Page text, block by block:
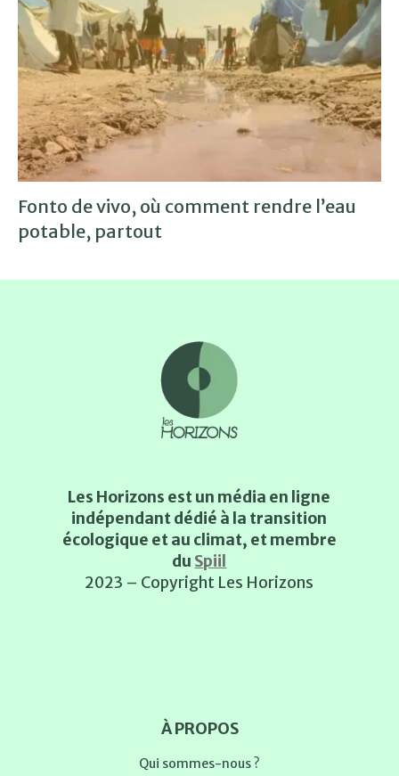
Fonto de vivo, où comment rendre l’eau
potable, partout
Les Horizons est un média en ligne
indépendant dédié à la transition
écologique et au climat, et membre
du Spiil
2023 – Copyright Les Horizons
À PROPOS
Qui sommes-nous ?